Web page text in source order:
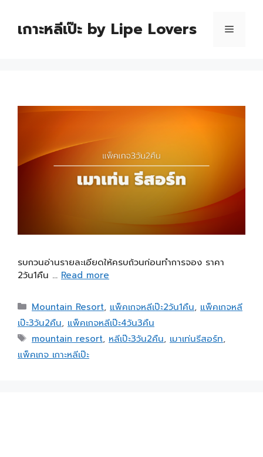
เกาะหลีเป๊ะ by Lipe Lovers
รบกวนอ่านรายละเอียดให้ครบถ้วนก่อนทำการจอง ราคา
2วัน1คืน … Read more
Mountain Resort, แพ็คเกจหลีเป๊ะ2วัน1คืน, แพ็คเกจหลี
เป๊ะ3วัน2คืน, แพ็คเกจหลีเป๊ะ4วัน3คืน
mountain resort, หลีเป๊ะ3วัน2คืน, เมาเท่นรีสอร์ท,
แพ็คเกจ เกาะหลีเป๊ะ